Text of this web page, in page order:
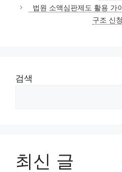
법원 소액심판제도 활용 가
구조 신
검색
최신 글